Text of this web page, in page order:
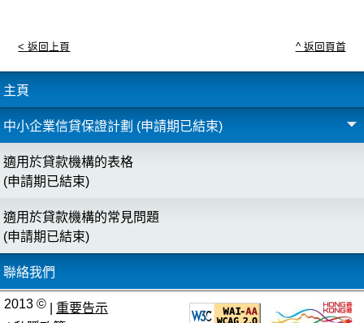
< 返回上頁 ^ 返回頁首
主頁
中小企業信貸保證計劃 (申請期已結束)
適用於貸款機構的表格
(申請期已結束)
適用於貸款機構的常見問題
(申請期已結束)
聯絡我們
2013 ©
重要告示